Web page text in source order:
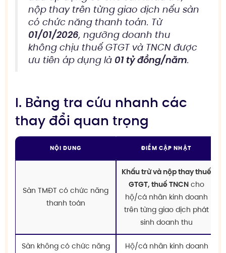
nộp thay trên từng giao dịch nếu sàn
có chức năng thanh toán. Từ
01/01/2026, ngưỡng doanh thu
không chịu thuế GTGT và TNCN được
ưu tiên áp dụng là 01 tỷ đồng/năm.
I. Bảng tra cứu nhanh các
thay đổi quan trọng
NỘI DUNG ĐIỂM CẬP NHẬT
Sàn TMĐT có chức năng
thanh toán
Khấu trừ và nộp thay thuế
GTGT, thuế TNCN cho
hộ/cá nhân kinh doanh
trên từng giao dịch phát
sinh doanh thu
Sàn không có chức năng
Hộ/cá nhân kinh doanh